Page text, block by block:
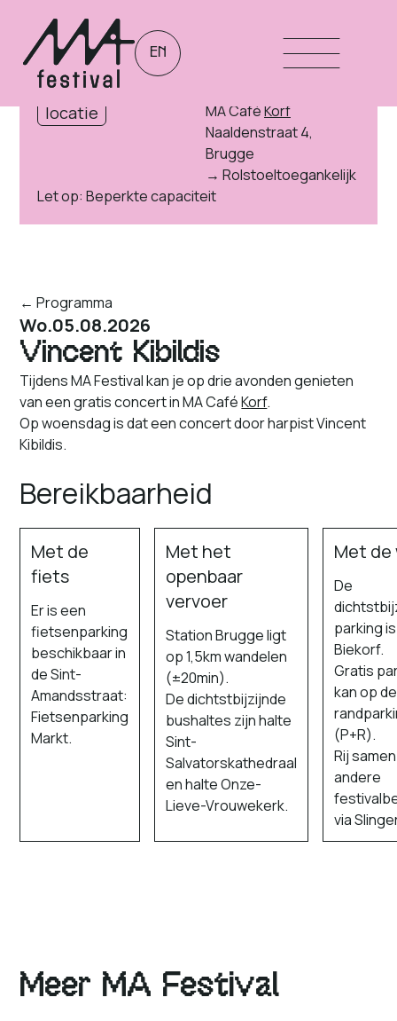
EN
← Programma
Wo.05.08.2026
Vincent Kibildis
Tijdens MA Festival kan je op drie avonden genieten
van een gratis concert in MA CaféKorf.
Op woensdag is dat een concert door harpist Vincent
Kibildis.
Bereikbaarheid
Met de
fiets
Er is een
fietsenparking
beschikbaar in
de Sint-
Amandsstraat:
Fietsenparking
Markt.
Met het
openbaar
vervoer
Station Brugge ligt
op 1,5km wandelen
(±20min).
De dichtstbijzijnde
bushaltes zijn halte
Sint-
Salvatorskathedraal
en halte Onze-
Lieve-Vrouwekerk.
Met de
De
parking
Biekorf.
Gratis
kan op de
(P+R).
Rij
andere
via
tickets
duur
locatie MA CaféKorf
Naaldenstraat 4,
Brugge
→ Rolstoeltoegankelijk
Let op: Beperkte capaciteit
Meer MA Festival